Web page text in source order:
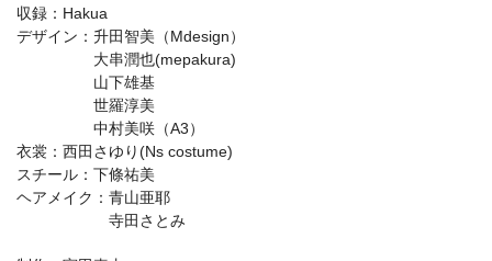
収録：Hakua
デザイン：升田智美（Mdesign）
大串潤也(mepakura)
山下雄基
世羅淳美
中村美咲（A3）
衣裳：西田さゆり(Ns costume)
スチール：下條祐美
ヘアメイク：青山亜耶
寺田さとみ